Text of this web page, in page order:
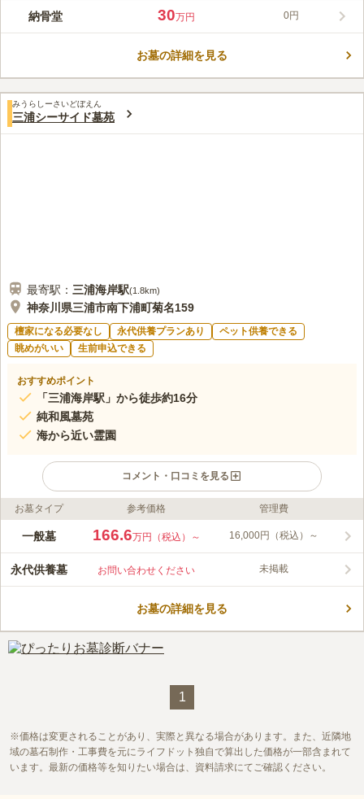
どは必要ありません。なお、樹木葬はペット共葬が可能です。
納骨堂 30万円 0円
お墓の詳細を見る
みうらしーさいどぼえん
三浦シーサイド墓苑
最寄駅： 三浦海岸駅(1.8km)
神奈川県三浦市南下浦町菊名159
檀家になる必要なし 永代供養プランあり
ペット供養できる
眺めがいい
生前申込できる
おすすめポイント
「三浦海岸駅」から徒歩約16分
純和風墓苑
海から近い霊園
コメント・口コミを見る
ライフドット編集部のコメント
海を望むことのできる純和風の曹洞宗寺院墓地です。ゆったりと
ます。海から聞こえる並みの音や、心地よい潮風が感じられとて
も素晴らしい立地にあります。墓域は全区画南向きで日当たり良
可能となっています。
みんなの評価
3.6 口コミ2件
60代男性
お墓に関連するものはすべて打っているのでとても便利です、宗
お墓タイプ 参考価格 管理費
一般墓 166.6万円（税込）～ 16,000円（税込）～
永代供養墓 お問い合わせください 未掲載
お墓の詳細を見る
1
価格は変更されることがあり、実際と異なる場合があります。また、近隣地
域の墓石制作・工事費を元にライフドット独自で算出した価格が一部含まれて
います。最新の価格等を知りたい場合は、資料請求にてご確認ください。